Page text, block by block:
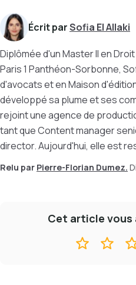
Écrit parSofia El Allaki
Diplômée d'un Master II en
Paris 1 Panthéon-Sorbonne,
d'avocats et en Maison
développé sa plume et ses
rejoint une agence de
tant que Content manager
director. Aujourd'hui, elle est
Relu par Pierre-Florian Dumez.
Cet article